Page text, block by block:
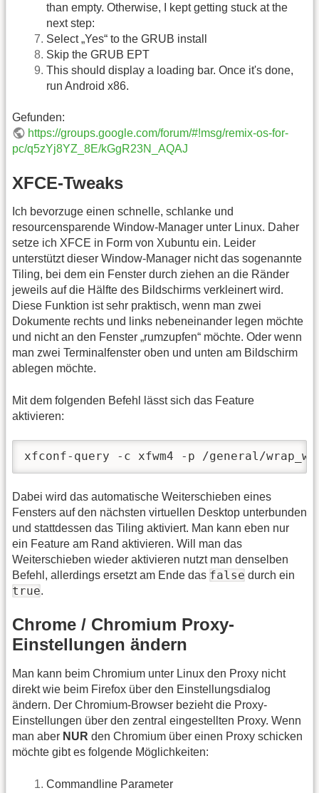
than empty. Otherwise, I kept getting stuck at the
next step:
Select „Yes“ to the GRUB install
Skip the GRUB EPT
This should display a loading bar. Once it's done,
run Android x86.
Gefunden:
https://groups.google.com/forum/#!msg/remix-os-for-
pc/q5zYj8YZ_8E/kGgR23N_AQAJ
XFCE-Tweaks
Ich bevorzuge einen schnelle, schlanke und
resourcensparende Window-Manager unter Linux. Daher
setze ich XFCE in Form von Xubuntu ein. Leider
unterstützt dieser Window-Manager nicht das sogenannte
Tiling, bei dem ein Fenster durch ziehen an die Ränder
jeweils auf die Hälfte des Bildschirms verkleinert wird.
Diese Funktion ist sehr praktisch, wenn man zwei
Dokumente rechts und links nebeneinander legen möchte
und nicht an den Fenster „rumzupfen“ möchte. Oder wenn
man zwei Terminalfenster oben und unten am Bildschirm
ablegen möchte.
Mit dem folgenden Befehl lässt sich das Feature
aktivieren:
xfconf-query -c xfwm4 -p /general/
Dabei wird das automatische Weiterschieben eines
Fensters auf den nächsten virtuellen Desktop unterbunden
und stattdessen das Tiling aktiviert. Man kann eben nur
ein Feature am Rand aktivieren. Will man das
Weiterschieben wieder aktivieren nutzt man denselben
Befehl, allerdings ersetzt am Ende das false durch ein
true.
Chrome / Chromium Proxy-
Einstellungen ändern
Man kann beim Chromium unter Linux den Proxy nicht
direkt wie beim Firefox über den Einstellungsdialog
ändern. Der Chromium-Browser bezieht die Proxy-
Einstellungen über den zentral eingestellten Proxy. Wenn
man aber NUR den Chromium über einen Proxy schicken
möchte gibt es folgende Möglichkeiten:
Commandline Parameter